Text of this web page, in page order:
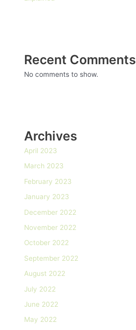
Recent Comments
No comments to show.
Archives
April 2023
March 2023
February 2023
January 2023
December 2022
November 2022
October 2022
September 2022
August 2022
July 2022
June 2022
May 2022